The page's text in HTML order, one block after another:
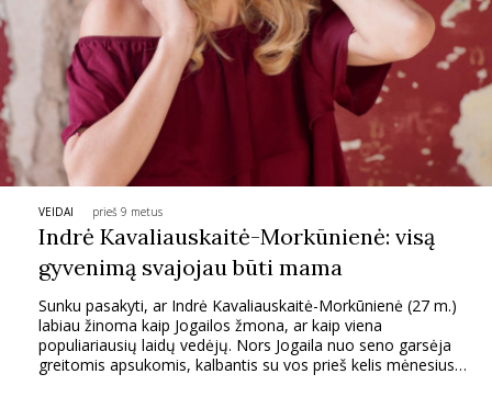
NAMAI
VIRTUVĖ
RECEPTAI
VAIKAI
NELAIMĖS
KONTAKTAI
VEIDAI prieš 9 metus
Indrė Kavaliauskaitė-Morkūnienė: visą
gyvenimą svajojau būti mama
Sunku pasakyti, ar Indrė Kavaliauskaitė-Morkūnienė (27 m.)
labiau žinoma kaip Jogailos žmona, ar kaip viena
populiariausių laidų vedėjų. Nors Jogaila nuo seno garsėja
greitomis apsukomis, kalbantis su vos prieš kelis mėnesius